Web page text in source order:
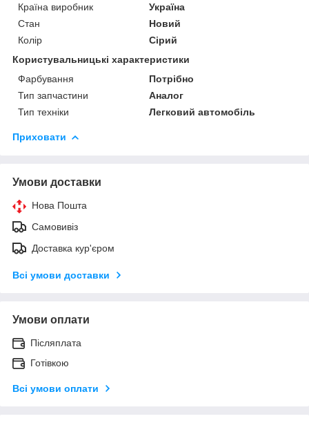
Країна виробник
Україна
Стан
Новий
Колір
Сірий
Користувальницькі характеристики
Фарбування
Потрібно
Тип запчастини
Аналог
Тип техніки
Легковий автомобіль
Приховати
Умови доставки
Нова Пошта
Самовивіз
Доставка кур'єром
Всі умови доставки
Умови оплати
Післяплата
Готівкою
Всі умови оплати